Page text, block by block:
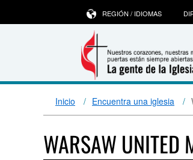
REGIÓN / IDIOMAS
Inicio Encuentra una iglesia
WARSAW UNITED